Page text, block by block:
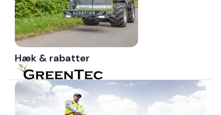
Hæk & rabatter